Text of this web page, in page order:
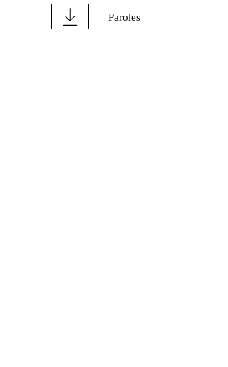
Paroles